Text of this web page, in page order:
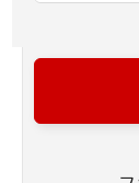
AGREE
DO NOT
AND